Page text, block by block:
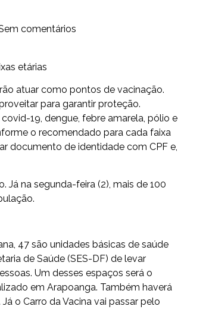
comentários
etárias
atuar como pontos de vacinação.
para garantir proteção.
19, dengue, febre amarela, pólio e
o recomendado para cada faixa
documento de identidade com CPF e,
Já na segunda-feira (2), mais de 100
47 são unidades básicas de saúde
de Saúde (SES-DF) de levar
Um desses espaços será o
em Arapoanga. Também haverá
o Carro da Vacina vai passar pelo